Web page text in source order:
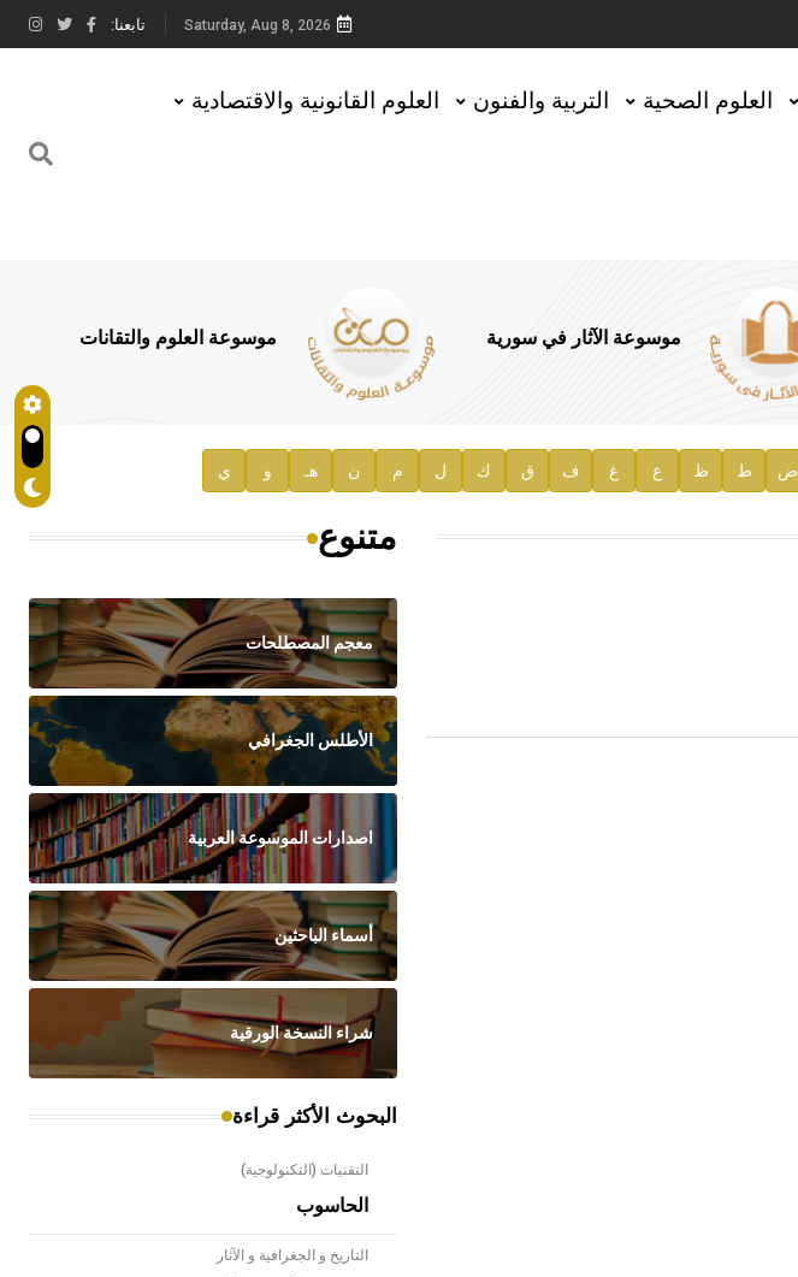
Saturday, Aug 8, 2026 تابعنا:
العلوم الصحية التربية والفنون العلوم القانونية والاقتصادية
موسوعة الآثار في سورية موسوعة العلوم والتقانات
ض ط ظ ع غ ف ق ك ل م ن هـ و ي
متنوع
معجم المصطلحات
الأطلس الجغرافي
اصدارات الموسوعة العربية
أسماء الباحثين
شراء النسخة الورقية
البحوث الأكثر قراءة
التقنيات (التكنولوجية)
الحاسوب
التاريخ و الجغرافية و الآثار